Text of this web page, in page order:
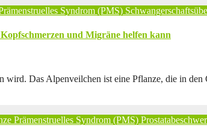
Syndrom (PMS)
und Migräne helfen kann
Das Alpenveilchen ist eine Pflanze, die in
Prämenstruelles Syndrom (PMS)